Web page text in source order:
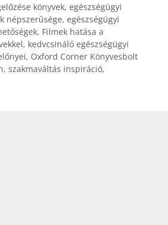
könyvek, egészségügyi
népszerűsége, egészségügyi
, Filmek hatása a
, kedvcsináló egészségügyi
, Oxford Corner Könyvesbolt
, szakmaváltás inspiráció,